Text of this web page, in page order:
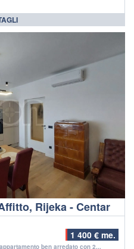
Rijeka - Centar
1 400 € me.
ben arredato con 2...